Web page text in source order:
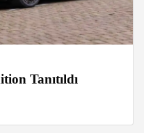
Tanıtıldı